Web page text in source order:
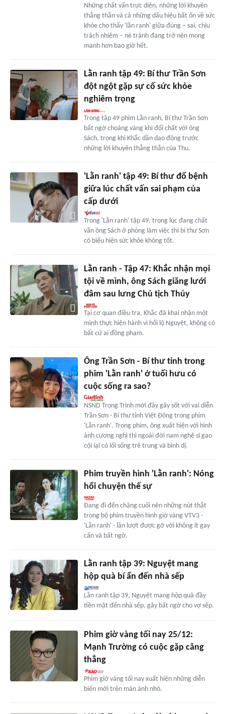
Những chất vấn trực diện, những lời khuyên
thẳng thắn và cả những dấu hiệu bất ổn về sức
khỏe cho thấy 'lằn ranh' giữa đúng – sai, chịu
trách nhiệm – né tránh đang trở nên mong
manh hơn bao giờ hết.
Lằn ranh tập 49: Bí thư Trần Sơn
đột ngột gặp sự cố sức khỏe
nghiêm trọng
Trong tập 49 phim Lằn ranh, Bí thư Trần Sơn
bất ngờ choáng váng khi đối chất với ông
Sách, trong khi Khắc dần dao động trước
những lời khuyên thẳng thắn của Thu.
'Lằn ranh' tập 49: Bí thư đổ bệnh
giữa lúc chất vấn sai phạm của
cấp dưới
Trong 'Lằn ranh' tập 49, trong lúc đang chất
vấn ông Sách ở phòng làm việc thì bí thư Sơn
có biểu hiện sức khỏe không tốt.
Lằn ranh - Tập 47: Khắc nhận mọi
tội về mình, ông Sách giăng lưới
đâm sau lưng Chủ tịch Thủy
Tại cơ quan điều tra, Khắc đã khai nhận một
mình thực hiện hành vi hối lộ Nguyệt, không có
bất cứ ai đồng phạm.
Ông Trần Sơn - Bí thư tỉnh trong
phim 'Lằn ranh' ở tuổi hưu có
cuộc sống ra sao?
NSND Trọng Trinh mới đây gây sốt với vai diễn
Trần Sơn - Bí thư tỉnh Việt Đông trong phim
'Lằn ranh'. Trong phim, ông xuất hiện với hình
ảnh cương nghị thì ngoài đời nam nghệ sĩ gạo
cội lại có lối sống trẻ trung và bình dị.
Phim truyền hình 'Lằn ranh': Nóng
hổi chuyện thế sự
Đang đi đến chặng cuối nên những nút thắt
trong bộ phim truyền hình giờ vàng VTV3 -
'Lằn ranh' - lần lượt được gỡ với không ít gay
cấn và bất ngờ.
Lằn ranh tập 39: Nguyệt mang
hộp quà bí ẩn đến nhà sếp
Lằn ranh tập 39, Nguyệt mang hộp quà đầy
tiền mặt đến nhà sếp, gây bất ngờ cho vợ sếp.
Phim giờ vàng tối nay 25/12:
Mạnh Trường có cuộc gặp căng
thẳng
Phim giờ vàng tối nay xuất hiện những diễn
biến mới trên màn ảnh nhỏ.